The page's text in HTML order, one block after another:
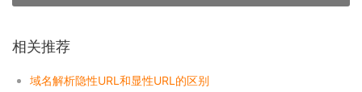
相关推荐
域名解析隐性URL和显性URL的区别